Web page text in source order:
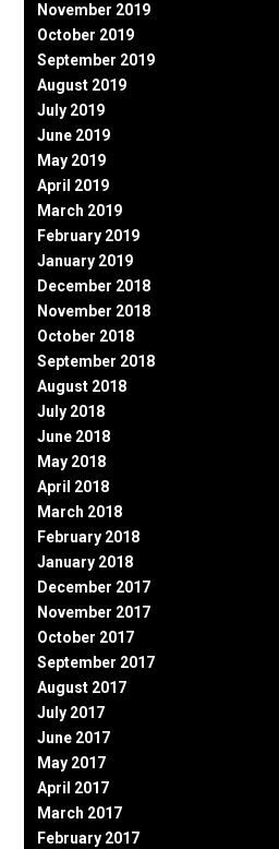
November 2019
October 2019
September 2019
August 2019
July 2019
June 2019
May 2019
April 2019
March 2019
February 2019
January 2019
December 2018
November 2018
October 2018
September 2018
August 2018
July 2018
June 2018
May 2018
April 2018
March 2018
February 2018
January 2018
December 2017
November 2017
October 2017
September 2017
August 2017
July 2017
June 2017
May 2017
April 2017
March 2017
February 2017